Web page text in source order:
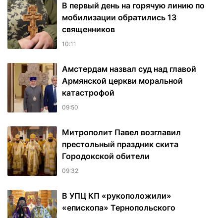
В первый день на горячую линию по
мобилизации обратились 13
священников
10:11
Амстердам назвал суд над главой
Армянской церкви моральной
катастрофой
09:50
Митрополит Павел возглавил
престольный праздник скита
Городокской обители
09:32
В УПЦ КП «рукоположили»
«епископа» Тернопольского